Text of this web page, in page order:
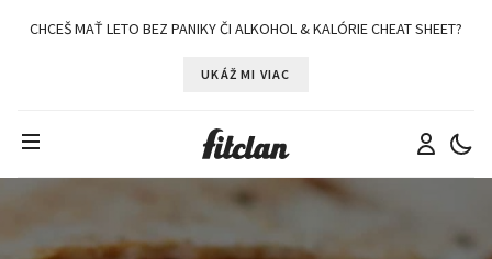
CHCEŠ MAŤ LETO BEZ PANIKY ČI ALKOHOL & KALÓRIE CHEAT SHEET?
UKÁŽ MI VIAC